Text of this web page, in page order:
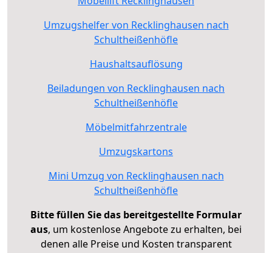
Umzugshelfer von Recklinghausen nach
Schultheißenhöfle
Haushaltsauflösung
Beiladungen von Recklinghausen nach
Schultheißenhöfle
Möbelmitfahrzentrale
Umzugskartons
Mini Umzug von Recklinghausen nach
Schultheißenhöfle
Bitte füllen Sie das bereitgestellte Formular
aus, um kostenlose Angebote zu erhalten, bei
denen alle Preise und Kosten transparent